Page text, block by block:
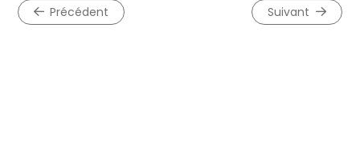
précédent suivant